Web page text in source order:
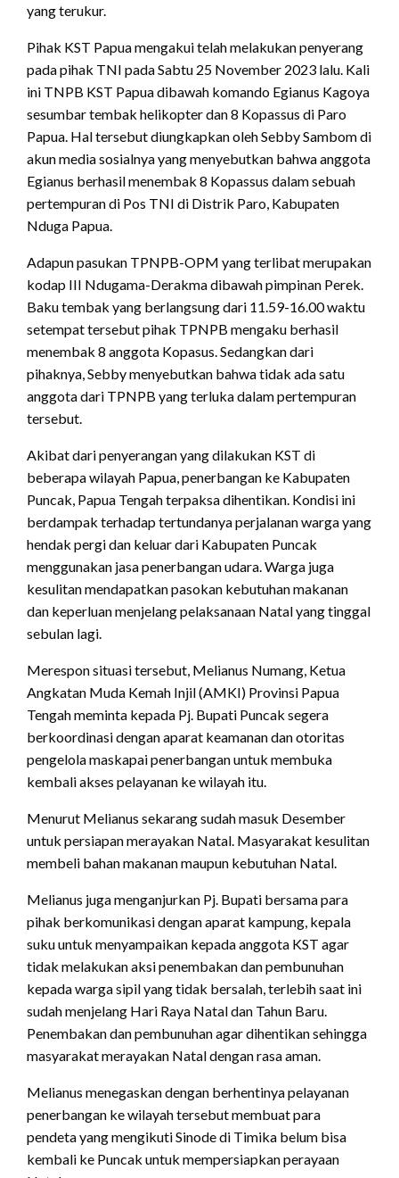
yang terukur.
Pihak KST Papua mengakui telah melakukan penyerang
pada pihak TNI pada Sabtu 25 November 2023 lalu. Kali
ini TNPB KST Papua dibawah komando Egianus Kagoya
sesumbar tembak helikopter dan 8 Kopassus di Paro
Papua. Hal tersebut diungkapkan oleh Sebby Sambom di
akun media sosialnya yang menyebutkan bahwa anggota
Egianus berhasil menembak 8 Kopassus dalam sebuah
pertempuran di Pos TNI di Distrik Paro, Kabupaten
Nduga Papua.
Adapun pasukan TPNPB-OPM yang terlibat merupakan
kodap III Ndugama-Derakma dibawah pimpinan Perek.
Baku tembak yang berlangsung dari 11.59-16.00 waktu
setempat tersebut pihak TPNPB mengaku berhasil
menembak 8 anggota Kopasus. Sedangkan dari
pihaknya, Sebby menyebutkan bahwa tidak ada satu
anggota dari TPNPB yang terluka dalam pertempuran
tersebut.
Akibat dari penyerangan yang dilakukan KST di
beberapa wilayah Papua, penerbangan ke Kabupaten
Puncak, Papua Tengah terpaksa dihentikan. Kondisi ini
berdampak terhadap tertundanya perjalanan warga yang
hendak pergi dan keluar dari Kabupaten Puncak
menggunakan jasa penerbangan udara. Warga juga
kesulitan mendapatkan pasokan kebutuhan makanan
dan keperluan menjelang pelaksanaan Natal yang tinggal
sebulan lagi.
Merespon situasi tersebut, Melianus Numang, Ketua
Angkatan Muda Kemah Injil (AMKI) Provinsi Papua
Tengah meminta kepada Pj. Bupati Puncak segera
berkoordinasi dengan aparat keamanan dan otoritas
pengelola maskapai penerbangan untuk membuka
kembali akses pelayanan ke wilayah itu.
Menurut Melianus sekarang sudah masuk Desember
untuk persiapan merayakan Natal. Masyarakat kesulitan
membeli bahan makanan maupun kebutuhan Natal.
Melianus juga menganjurkan Pj. Bupati bersama para
pihak berkomunikasi dengan aparat kampung, kepala
suku untuk menyampaikan kepada anggota KST agar
tidak melakukan aksi penembakan dan pembunuhan
kepada warga sipil yang tidak bersalah, terlebih saat ini
sudah menjelang Hari Raya Natal dan Tahun Baru.
Penembakan dan pembunuhan agar dihentikan sehingga
masyarakat merayakan Natal dengan rasa aman.
Melianus menegaskan dengan berhentinya pelayanan
penerbangan ke wilayah tersebut membuat para
pendeta yang mengikuti Sinode di Timika belum bisa
kembali ke Puncak untuk mempersiapkan perayaan